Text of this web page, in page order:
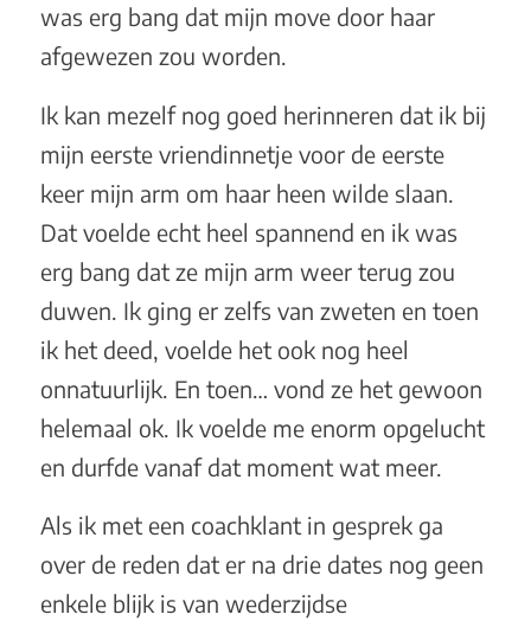
was erg bang dat mijn move door haar
afgewezen zou worden.
Ik kan mezelf nog goed herinneren dat ik bij
mijn eerste vriendinnetje voor de eerste
keer mijn arm om haar heen wilde slaan.
Dat voelde echt heel spannend en ik was
erg bang dat ze mijn arm weer terug zou
duwen. Ik ging er zelfs van zweten en toen
ik het deed, voelde het ook nog heel
onnatuurlijk. En toen… vond ze het gewoon
helemaal ok. Ik voelde me enorm opgelucht
en durfde vanaf dat moment wat meer.
Als ik met een coachklant in gesprek ga
over de reden dat er na drie dates nog geen
enkele blijk is van wederzijdse